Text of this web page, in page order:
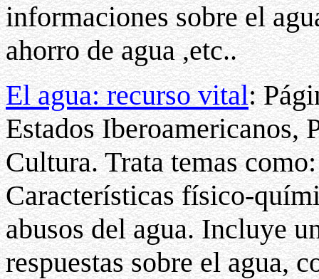
informaciones sobre el
ahorro de agua ,etc..
El agua: recurso vital:
Estados Iberoamericanos,
Cultura. Trata temas
Características físico-
abusos del agua. Incluye
respuestas sobre el agua,